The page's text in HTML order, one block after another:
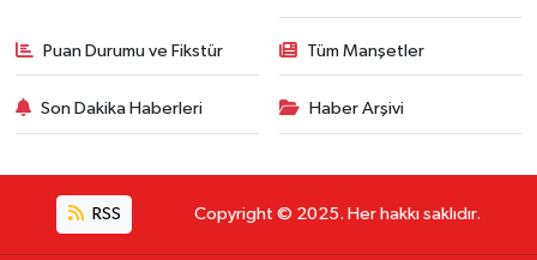
Puan Durumu ve Fikstür Tüm Manşetler
Son Dakika Haberleri Haber Arşivi
RSS Copyright © 2025. Her hakkı saklıdır.